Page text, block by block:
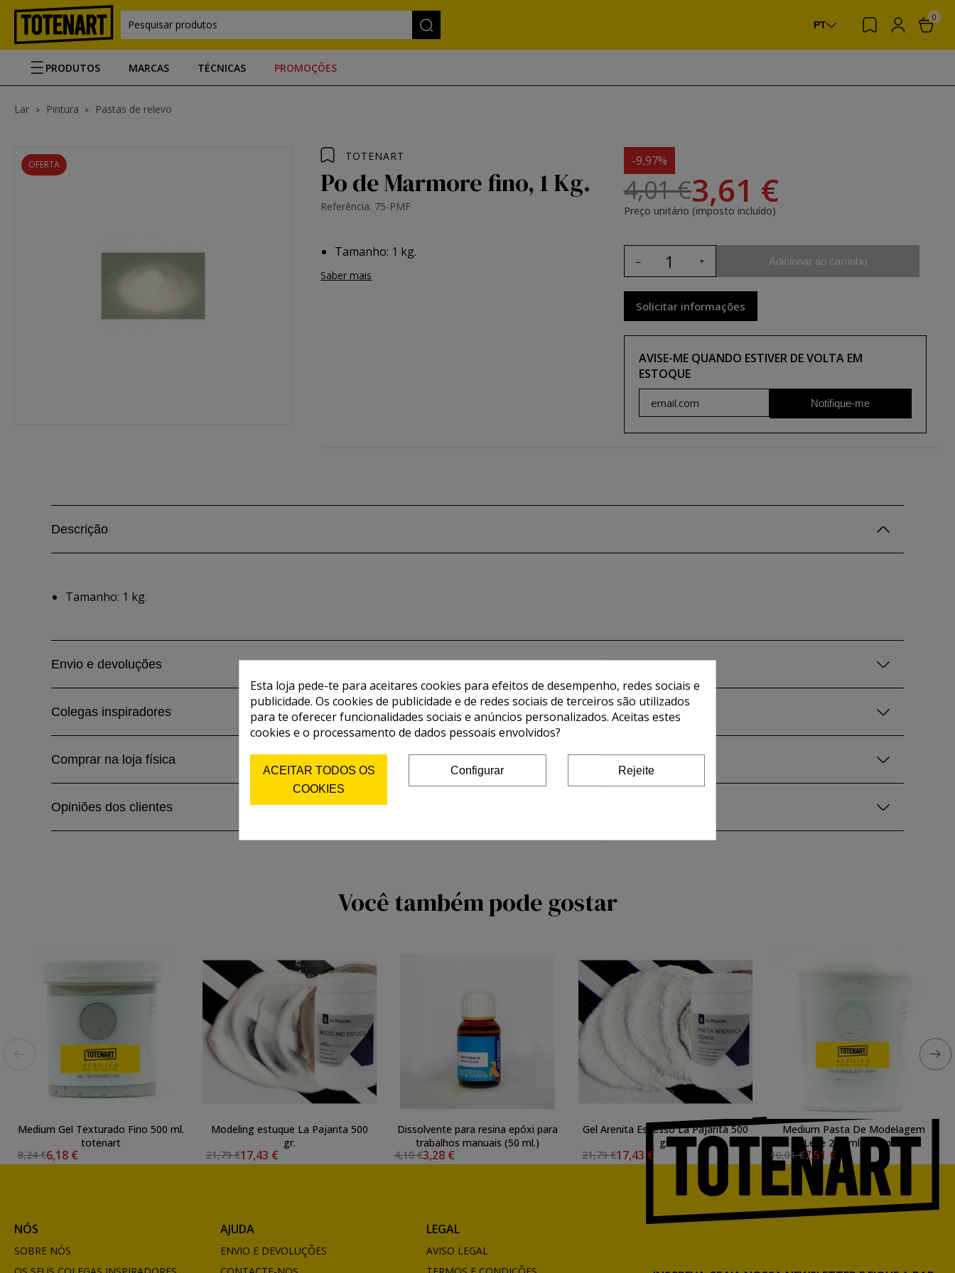
Pesquisar produtos PT
0
PRODUTOS MARCAS TÉCNICAS PROMOÇÕES
Lar Pintura Pastas de relevo
OFERTA
TOTENART
Po de Marmore fino, 1 Kg.
Referência: 75-PMF
Tamanho: 1 kg.
Saber mais
-9,97%
4,01 €3,61 €
Preço unitário (imposto incluído)
Adicionar ao carrinho
Solicitar informações
AVISE-ME QUANDO ESTIVER DE VOLTA EM
ESTOQUE
Notifique-me
Descrição
Tamanho: 1 kg.
Envio e devoluções
Colegas inspiradores
Comprar na loja física
Opiniões dos clientes
Você também pode gostar
Medium Gel Texturado Fino 500 ml.
totenart
8,24 €6,18 €
Modeling estuque La Pajarita 500
gr.
21,79 €17,43 €
Dissolvente para resina epóxi para
trabalhos manuais (50 ml.)
4,10 €3,28 €
Gel Arenita Espesso La Pajarita 500
gr.
21,79 €17,43 €
Medium Pasta De Modelagem
Leve 250 ml. totenart
10,01 €7,51 €
NÓS
SOBRE NÓS
AJUDA
ENVIO E DEVOLUÇÕES
LEGAL
AVISO LEGAL
Esta loja pede-te para aceitares cookies para efeitos de desempenho, redes sociais e
publicidade. Os cookies de publicidade e de redes sociais de terceiros são utilizados
para te oferecer funcionalidades sociais e anúncios personalizados. Aceitas estes
cookies e o processamento de dados pessoais envolvidos?
ACEITAR TODOS OS
COOKIES
Configurar Rejeite